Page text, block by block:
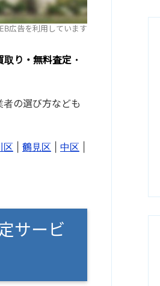
広告を利用しています
取り・無料査定・
の選び方なども
区 鶴見区 中区
サービ